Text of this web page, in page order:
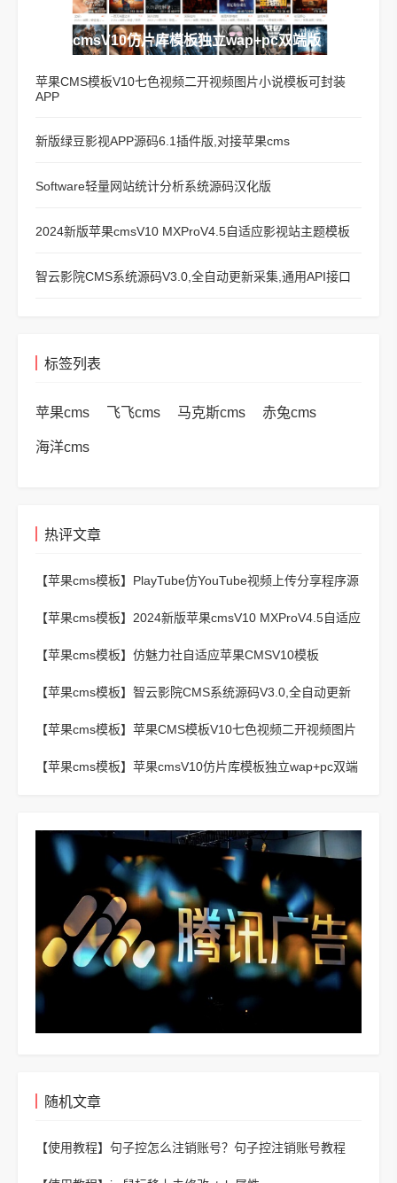
苹果cmsV10仿片库模板独立wap+pc双端版
苹果CMS模板V10七色视频二开视频图片小说模板可封装
APP
新版绿豆影视APP源码6.1插件版,对接苹果cms
Software轻量网站统计分析系统源码汉化版
2024新版苹果cmsV10 MXProV4.5自适应影视站主题模板
智云影院CMS系统源码V3.0,全自动更新采集,通用API接口
标签列表
苹果cms 飞飞cms 马克斯cms 赤兔cms
海洋cms
热评文章
【苹果cms模板】 PlayTube仿YouTube视频上传分享程序源
【苹果cms模板】 2024新版苹果cmsV10 MXProV4.5自适应
【苹果cms模板】 仿魅力社自适应苹果CMSV10模板
【苹果cms模板】 智云影院CMS系统源码V3.0,全自动更新
【苹果cms模板】 苹果CMS模板V10七色视频二开视频图片
【苹果cms模板】 苹果cmsV10仿片库模板独立wap+pc双端
随机文章
【使用教程】 句子控怎么注销账号？句子控注销账号教程